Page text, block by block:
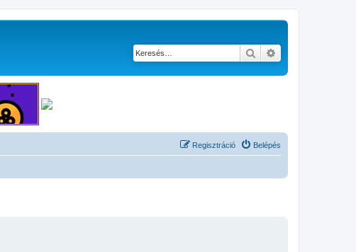
Keresés
Belépés
Regisztráció